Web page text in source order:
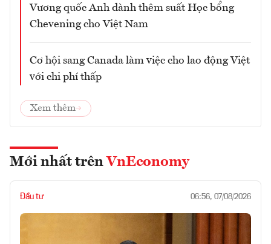
Vương quốc Anh dành thêm suất Học bổng
Chevening cho Việt Nam
Cơ hội sang Canada làm việc cho lao động Việt
với chi phí thấp
Xem thêm
Mới nhất trên VnEconomy
Đầu tư 06:56, 07/08/2026